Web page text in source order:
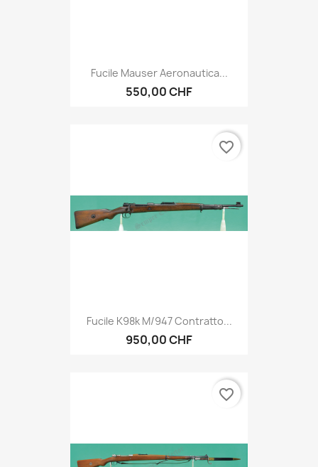
Fucile Mauser Aeronautica...
550,00 CHF
Fucile K98k M/947 Contratto...
950,00 CHF
favorite_border
favorite_border